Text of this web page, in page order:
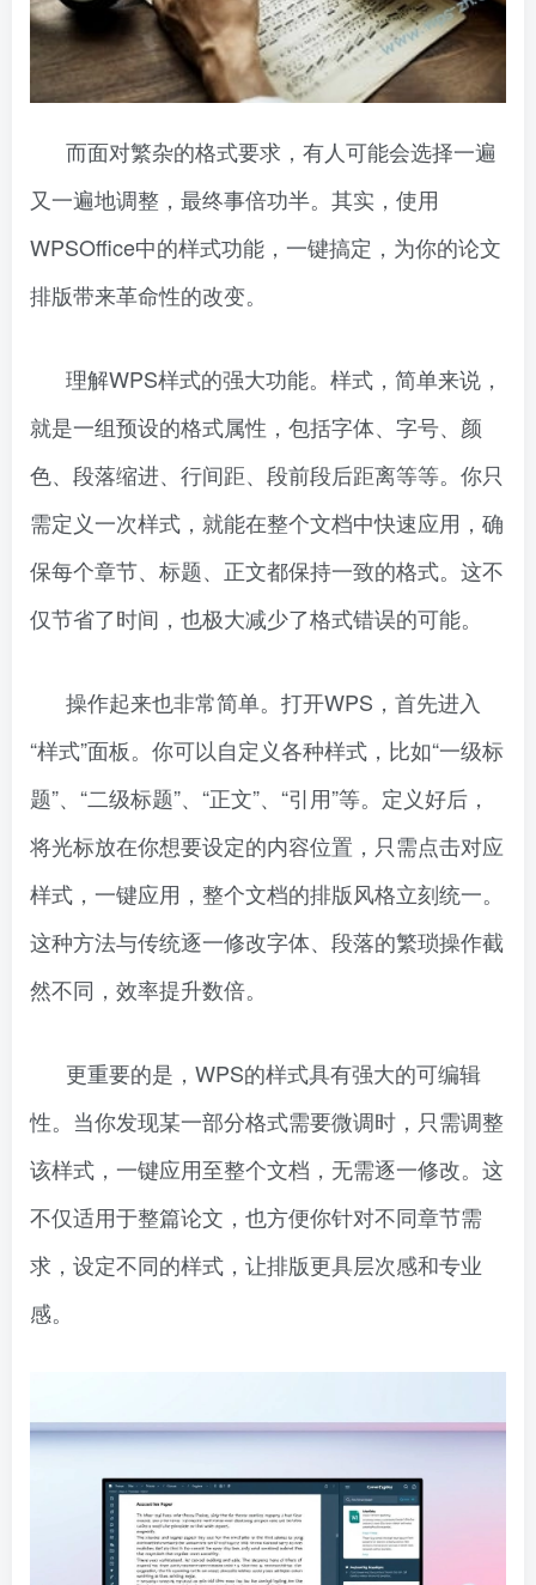
而面对繁杂的格式要求，有人可能会选择一遍
又一遍地调整，最终事倍功半。其实，使用
WPSOffice中的样式功能，一键搞定，为你的论文
排版带来革命性的改变。
理解WPS样式的强大功能。样式，简单来说，
就是一组预设的格式属性，包括字体、字号、颜
色、段落缩进、行间距、段前段后距离等等。你只
需定义一次样式，就能在整个文档中快速应用，确
保每个章节、标题、正文都保持一致的格式。这不
仅节省了时间，也极大减少了格式错误的可能。
操作起来也非常简单。打开WPS，首先进入
“样式”面板。你可以自定义各种样式，比如“一级标
题”、“二级标题”、“正文”、“引用”等。定义好后，
将光标放在你想要设定的内容位置，只需点击对应
样式，一键应用，整个文档的排版风格立刻统一。
这种方法与传统逐一修改字体、段落的繁琐操作截
然不同，效率提升数倍。
更重要的是，WPS的样式具有强大的可编辑
性。当你发现某一部分格式需要微调时，只需调整
该样式，一键应用至整个文档，无需逐一修改。这
不仅适用于整篇论文，也方便你针对不同章节需
求，设定不同的样式，让排版更具层次感和专业
感。